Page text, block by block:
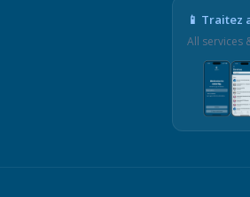
📱 Traitez
All services